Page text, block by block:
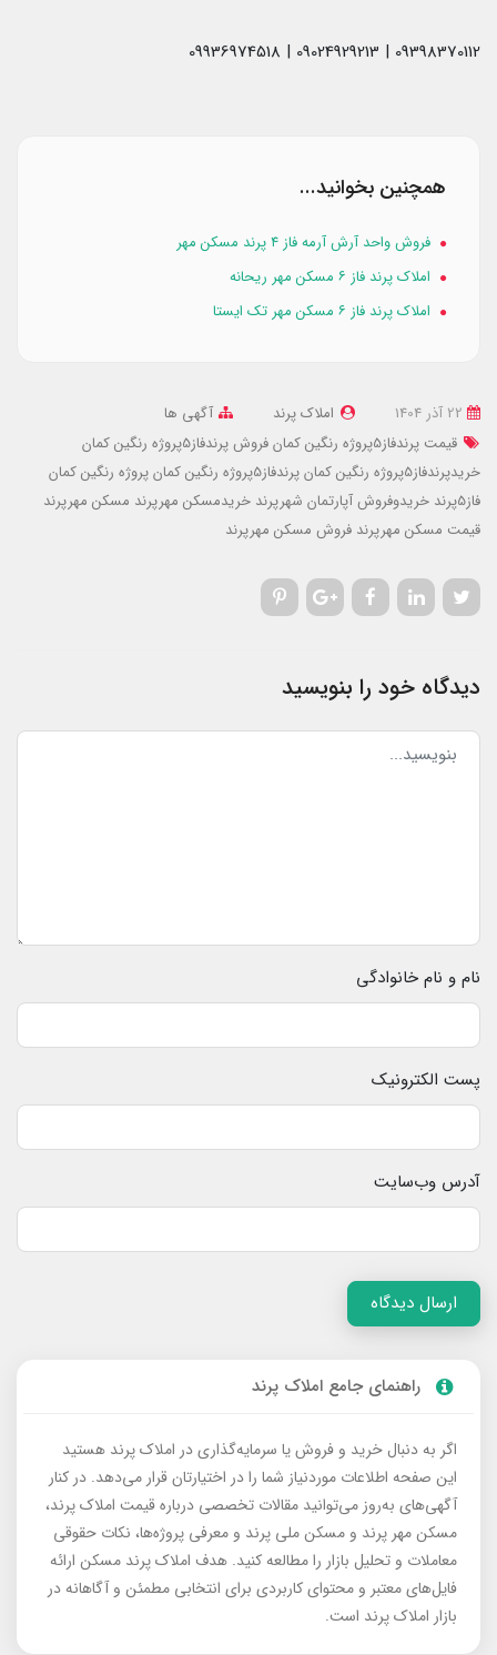
09398370112 | 09024929213 | 09936974518
همچنین بخوانید...
فروش واحد آرش آرمه فاز ۴ پرند مسکن مهر
املاک پرند فاز ۶ مسکن مهر ریحانه
املاک پرند فاز ۶ مسکن مهر تک ایستا
املاک پرند
آگهی ها
قیمت پرندفاز5پروژه رنگین کمان
فروش پرندفاز5پروژه رنگین کمان
خریدپرندفاز5پروژه رنگین کمان
پرندفاز5پروژه رنگین کمان
پروژه رنگین کمان
فاز5پرند
خریدوفروش آپارتمان شهرپرند خریدمسکن مهرپرند مسکن مهرپرند
قیمت مسکن مهرپرند فروش مسکن مهرپرند
دیدگاه خود را بنویسید
نام و نام خانوادگی
پست الکترونیک
آدرس وب‌سایت
ارسال دیدگاه
راهنمای جامع املاک پرند
اگر به دنبال خرید و فروش یا سرمایه‌گذاری در املاک پرند هستید
این صفحه اطلاعات موردنیاز شما را در اختیارتان قرار می‌دهد. در کنار
آگهی‌های به‌روز می‌توانید مقالات تخصصی درباره قیمت املاک پرند،
مسکن مهر پرند و مسکن ملی پرند و معرفی پروژه‌ها، نکات حقوقی
معاملات و تحلیل بازار را مطالعه کنید. هدف املاک پرند مسکن ارائه
فایل‌های معتبر و محتوای کاربردی برای انتخابی مطمئن و آگاهانه در
بازار املاک پرند است.